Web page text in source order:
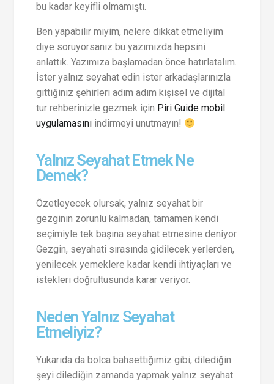
bu kadar keyifli olmamıştı.
Ben yapabilir miyim, nelere dikkat etmeliyim
diye soruyorsanız bu yazımızda hepsini
anlattık. Yazımıza başlamadan önce hatırlatalım.
İster yalnız seyahat edin ister arkadaşlarınızla
gittiğiniz şehirleri adım adım kişisel ve dijital
tur rehberinizle gezmek için Piri Guide mobil
uygulamasınıindirmeyi unutmayın!
Yalnız Seyahat Etmek Ne
Demek?
Özetleyecek olursak, yalnız seyahat bir
gezginin zorunlu kalmadan, tamamen kendi
seçimiyle tek başına seyahat etmesine deniyor.
Gezgin, seyahati sırasında gidilecek yerlerden,
yenilecek yemeklere kadar kendi ihtiyaçları ve
istekleri doğrultusunda karar veriyor.
Neden Yalnız Seyahat
Etmeliyiz?
Yukarıda da bolca bahsettiğimiz gibi, dilediğin
şeyi dilediğin zamanda yapmak yalnız seyahat